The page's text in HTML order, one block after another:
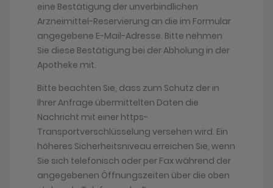
eine Bestätigung der unverbindlichen
Arzneimittel-Reservierung an die im Formular
angegebene E-Mail-Adresse. Bitte nehmen
Sie diese Bestätigung bei der Abholung in der
Apotheke mit.
Bitte beachten Sie, dass zum Schutz der in
Ihrer Anfrage übermittelten Daten die
Nachricht mit einer https-
Transportverschlüsselung versehen wird. Ein
höheres Sicherheitsniveau erreichen Sie, wenn
Sie sich telefonisch oder per Fax während der
angegebenen Öffnungszeiten über die oben